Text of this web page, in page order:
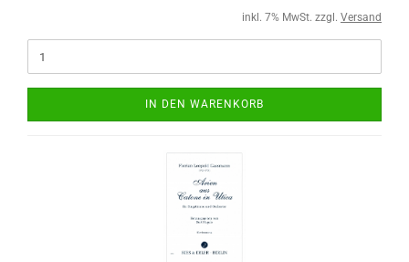
inkl. 7% MwSt. zzgl. Versand
IN DEN WARENKORB